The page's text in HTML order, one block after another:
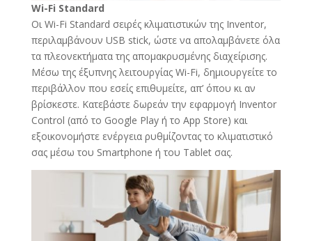
Wi-Fi Standard
Οι Wi-Fi Standard σειρές κλιματιστικών της Inventor,
περιλαμβάνουν USB stick, ώστε να απολαμβάνετε όλα
τα πλεονεκτήματα της απομακρυσμένης διαχείρισης.
Mέσω της έξυπνης λειτουργίας Wi-Fi, δημιουργείτε το
περιβάλλον που εσείς επιθυμείτε, απ’ όπου κι αν
βρίσκεστε. Κατεβάστε δωρεάν την εφαρμογή Inventor
Control (από το Google Play ή το App Store) και
εξοικονομήστε ενέργεια ρυθμίζοντας το κλιματιστικό
σας μέσω του Smartphone ή του Tablet σας.